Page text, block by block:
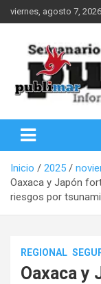
Saltar
al
viernes, agosto 7, 2026
PubliMar
Inicio 2025
Oaxaca y Japón
riesgos por
REGIONAL
Oaxaca y